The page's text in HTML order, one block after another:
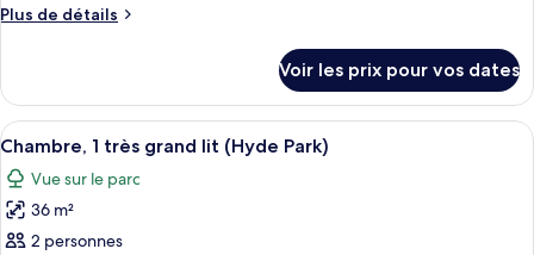
chambre :
Plus de détails
Plus
le
type
de
Knightsbridge,
Suite
Voir les prix pour vos dates
Afficher
toutes
les
photos
pour
Une chambre spacieuse avec un
8
Chambre, 1 très grand lit (Hyde Park)
Vue sur le parc
36 m²
2 personnes